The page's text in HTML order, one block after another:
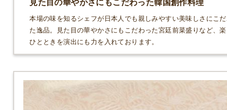
本場の味を知るシェフが日本人でも親しみやすい美味しさにこ
た逸品。見た目の華やかさにもこだわった宮廷前菜盛りなど、
ひとときを演出にも力を入れております。